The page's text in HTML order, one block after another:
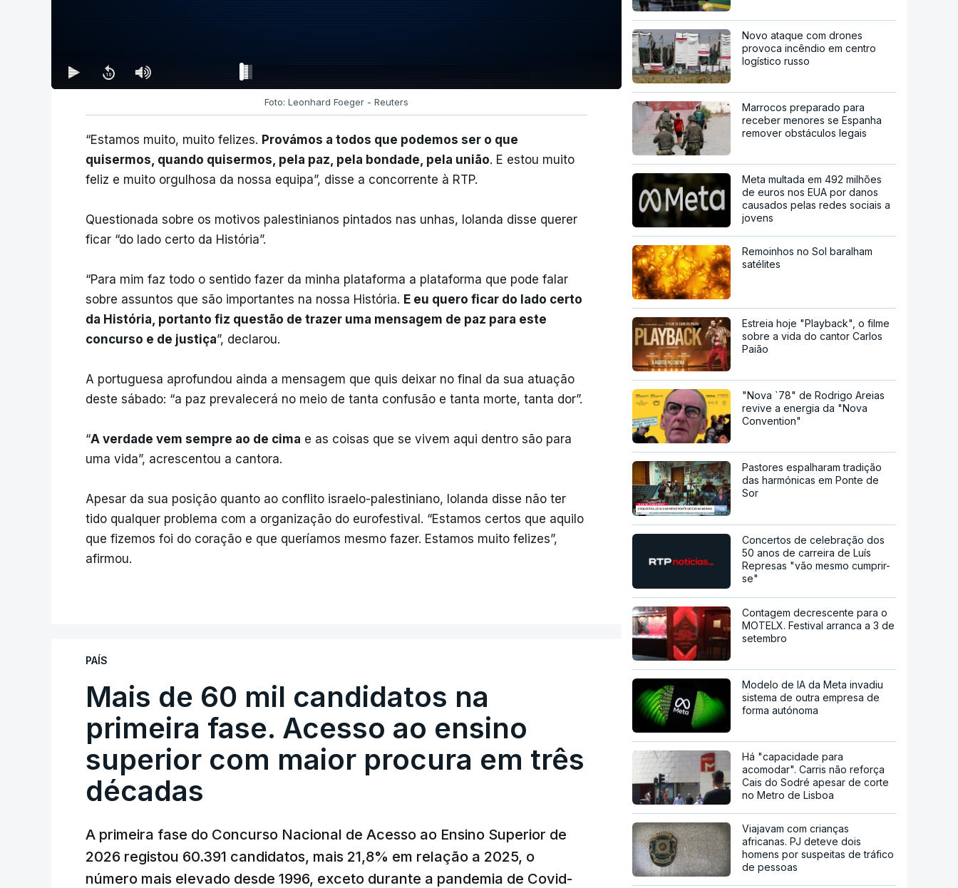
Foto: Leonhard Foeger - Reuters
“Estamos muito, muito felizes. Provámos a todos que podemos ser o que
quisermos, quando quisermos, pela paz, pela bondade, pela união. E estou muito
feliz e muito orgulhosa da nossa equipa”, disse a concorrente à RTP.
Questionada sobre os motivos palestinianos pintados nas unhas, Iolanda disse querer
ficar “do lado certo da História”.
“Para mim faz todo o sentido fazer da minha plataforma a plataforma que pode falar
sobre assuntos que são importantes na nossa História. E eu quero ficar do lado certo
da História, portanto fiz questão de trazer uma mensagem de paz para este
concurso e de justiça”, declarou.
A portuguesa aprofundou ainda a mensagem que quis deixar no final da sua atuação
deste sábado: “a paz prevalecerá no meio de tanta confusão e tanta morte, tanta dor”.
“A verdade vem sempre ao de cima e as coisas que se vivem aqui dentro são para
uma vida”, acrescentou a cantora.
Apesar da sua posição quanto ao conflito israelo-palestiniano, Iolanda disse não ter
tido qualquer problema com a organização do eurofestival. “Estamos certos que aquilo
que fizemos foi do coração e que queríamos mesmo fazer. Estamos muito felizes”,
afirmou.
PAÍS
Mais de 60 mil candidatos na
primeira fase. Acesso ao ensino
superior com maior procura em três
décadas
A primeira fase do Concurso Nacional de Acesso ao Ensino Superior de
2026 registou 60.391 candidatos, mais 21,8% em relação a 2025, o
número mais elevado desde 1996, exceto durante a pandemia de Covid-
Novo ataque com drones
provoca incêndio em centro
logístico russo
Marrocos preparado para
receber menores se Espanha
remover obstáculos legais
Meta multada em 492 milhões
de euros nos EUA por danos
causados pelas redes sociais a
jovens
Remoinhos no Sol baralham
satélites
Estreia hoje "Playback", o filme
sobre a vida do cantor Carlos
Paião
"Nova `78" de Rodrigo Areias
revive a energia da "Nova
Convention"
Pastores espalharam tradição
das harmónicas em Ponte de
Sor
Concertos de celebração dos
50 anos de carreira de Luís
Represas "vão mesmo cumprir-
se"
Contagem decrescente para o
MOTELX. Festival arranca a 3 de
setembro
Modelo de IA da Meta invadiu
sistema de outra empresa de
forma autónoma
Há "capacidade para
acomodar". Carris não reforça
Cais do Sodré apesar de corte
no Metro de Lisboa
Viajavam com crianças
africanas. PJ deteve dois
homens por suspeitas de tráfico
de pessoas